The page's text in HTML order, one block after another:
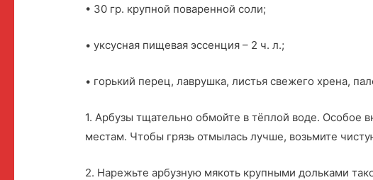
• 30 гр. крупной поваренной соли;
• уксусная пищевая эссенция – 2 ч. л.;
• горький перец, лаврушка, листья свежего хрена,
1. Арбузы тщательно обмойте в тёплой воде. Особое
местам. Чтобы грязь отмылась лучше, возьмите
2. Нарежьте арбузную мякоть крупными дольками